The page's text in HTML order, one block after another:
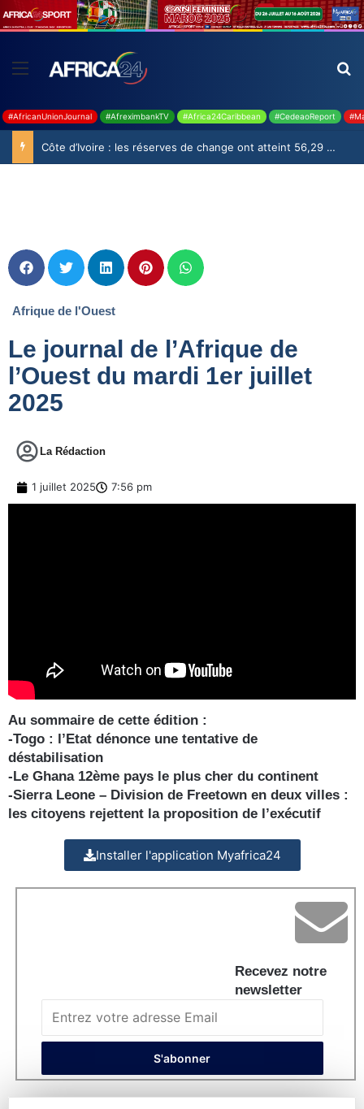
#AfricanUnionJournal #AfreximbankTV #Africa24Caribbean #CedeaoReport
Côte d’Ivoire : les réserves de change ont atteint 56,29 milliards USD en juillet
Afrique de l'Ouest
Le journal de l’Afrique de
l’Ouest du mardi 1er juillet
2025
La Rédaction
1 juillet 2025 7:56 pm
Au sommaire de cette édition :
-Togo : l’Etat dénonce une tentative de
déstabilisation
-Le Ghana 12ème pays le plus cher du continent
-Sierra Leone – Division de Freetown en deux villes :
les citoyens rejettent la proposition de l’exécutif
Installer l'application Myafrica24
Recevez notre
newsletter